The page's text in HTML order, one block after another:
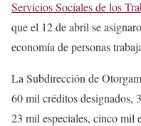
Servicios Sociales de los
que el 12 de abril se
economía de personas
La Subdirección de
60 mil créditos designados,
23 mil especiales, cinco mil